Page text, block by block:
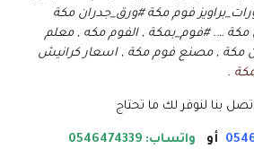
فوم مكة #ورق_جدران مكة
مكة …. #فوم_بمكة , الفوم مكه , معلم
مكة , مصنع فوم مكة , اسعار كرانيش
.
بنا لنوفر لك ما تحتاج
أو واتساب: 0546474339